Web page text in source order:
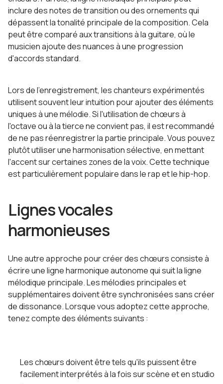
inclure des notes de transition ou des ornements qui
dépassent la tonalité principale de la composition. Cela
peut être comparé aux transitions à la guitare, où le
musicien ajoute des nuances à une progression
d'accords standard.
Lors de l'enregistrement, les chanteurs expérimentés
utilisent souvent leur intuition pour ajouter des éléments
uniques à une mélodie. Si l'utilisation de chœurs à
l'octave ou à la tierce ne convient pas, il est recommandé
de ne pas réenregistrer la partie principale. Vous pouvez
plutôt utiliser une harmonisation sélective, en mettant
l'accent sur certaines zones de la voix. Cette technique
est particulièrement populaire dans le rap et le hip-hop.
Lignes vocales
harmonieuses
Une autre approche pour créer des chœurs consiste à
écrire une ligne harmonique autonome qui suit la ligne
mélodique principale. Les mélodies principales et
supplémentaires doivent être synchronisées sans créer
de dissonance. Lorsque vous adoptez cette approche,
tenez compte des éléments suivants :
Les chœurs doivent être tels qu'ils puissent être
facilement interprétés à la fois sur scène et en studio